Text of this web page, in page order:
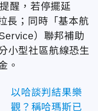
醒，若停擺延
長；同時「基本航
）聯邦補助
小型社區航線恐生
。
以哈談判結果樂
觀？稱哈瑪斯已